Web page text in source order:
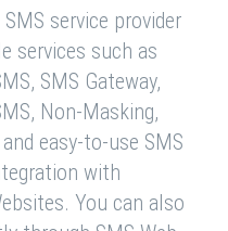
service provider
services such as
SMS Gateway,
Non-Masking,
easy-to-use SMS
with
You can also